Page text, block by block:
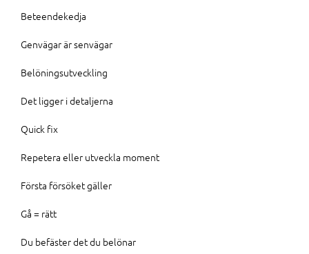
Beteendekedja
Genvägar är senvägar
Belöningsutveckling
Det ligger i detaljerna
Quick fix
Repetera eller utveckla moment
Första försöket gäller
Gå = rätt
Du befäster det du belönar